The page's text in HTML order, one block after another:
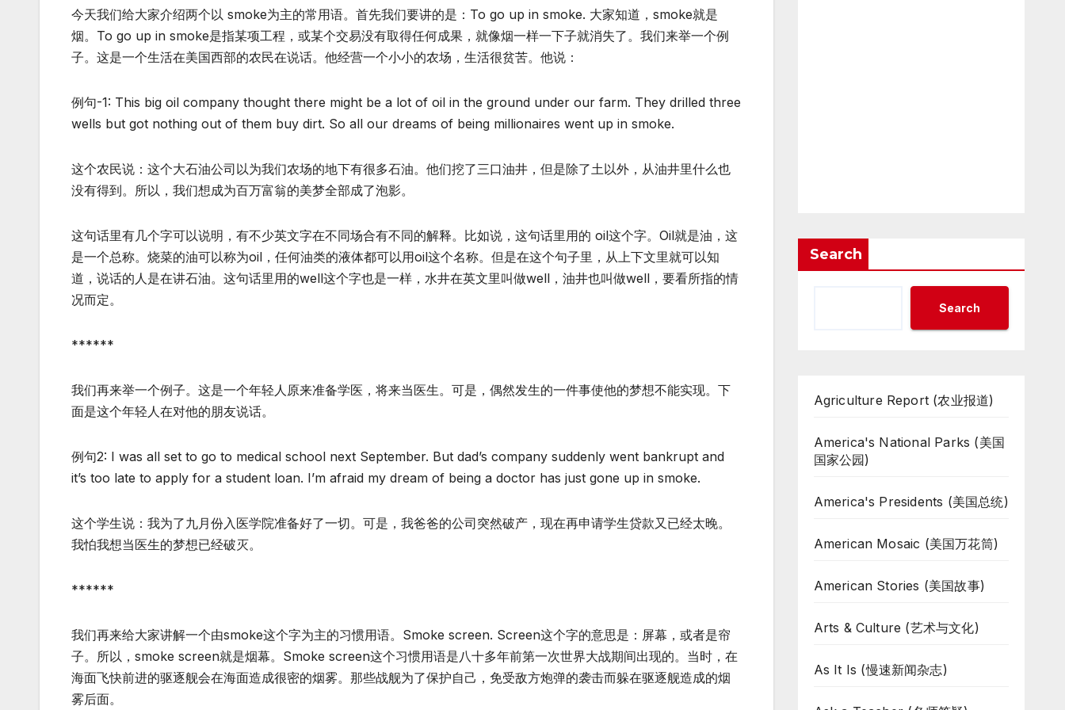
今天我们给大家介绍两个以 smoke为主的常用语。首先我们要讲的是：To go up in smoke. 大家知道，smoke就是
烟。To go up in smoke是指某项工程，或某个交易没有取得任何成果，就像烟一样一下子就消失了。我们来举一个例
子。这是一个生活在美国西部的农民在说话。他经营一个小小的农场，生活很贫苦。他说：
例句-1: This big oil company thought there might be a lot of oil in the ground under our farm. They drilled three
wells but got nothing out of them buy dirt. So all our dreams of being millionaires went up in smoke.
这个农民说：这个大石油公司以为我们农场的地下有很多石油。他们挖了三口油井，但是除了土以外，从油井里什么也
没有得到。所以，我们想成为百万富翁的美梦全部成了泡影。
这句话里有几个字可以说明，有不少英文字在不同场合有不同的解释。比如说，这句话里用的 oil这个字。Oil就是油，这
是一个总称。烧菜的油可以称为oil，任何油类的液体都可以用oil这个名称。但是在这个句子里，从上下文里就可以知
道，说话的人是在讲石油。这句话里用的well这个字也是一样，水井在英文里叫做well，油井也叫做well，要看所指的情
况而定。
******
我们再来举一个例子。这是一个年轻人原来准备学医，将来当医生。可是，偶然发生的一件事使他的梦想不能实现。下
面是这个年轻人在对他的朋友说话。
例句2: I was all set to go to medical school next September. But dad’s company suddenly went bankrupt and
it’s too late to apply for a student loan. I’m afraid my dream of being a doctor has just gone up in smoke.
这个学生说：我为了九月份入医学院准备好了一切。可是，我爸爸的公司突然破产，现在再申请学生贷款又已经太晚。
我怕我想当医生的梦想已经破灭。
******
我们再来给大家讲解一个由smoke这个字为主的习惯用语。Smoke screen. Screen这个字的意思是：屏幕，或者是帘
子。所以，smoke screen就是烟幕。Smoke screen这个习惯用语是八十多年前第一次世界大战期间出现的。当时，在
海面飞快前进的驱逐舰会在海面造成很密的烟雾。那些战舰为了保护自己，免受敌方炮弹的袭击而躲在驱逐舰造成的烟
雾后面。
Search
Search
Agriculture Report (农业报道)
America's National Parks (美国
国家公园)
America's Presidents (美国总统)
American Mosaic (美国万花筒)
American Stories (美国故事)
Arts & Culture (艺术与文化)
As It Is (慢速新闻杂志)